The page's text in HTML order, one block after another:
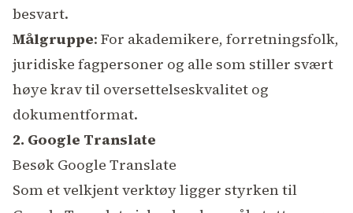
besvart.
Målgruppe: For akademikere, forretningsfolk,
juridiske fagpersoner og alle som stiller svært
høye krav til oversettelseskvalitet og
dokumentformat.
2. Google Translate
Besøk Google Translate
Som et velkjent verktøy ligger styrken til